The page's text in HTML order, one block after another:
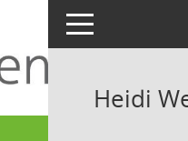
Toggle navigation
Heidi